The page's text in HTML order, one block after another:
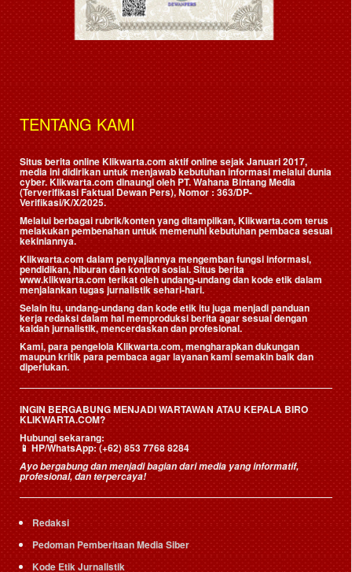
TENTANG KAMI
Situs berita online Klikwarta.com aktif online sejak Januari 2017,
media ini didirikan untuk menjawab kebutuhan informasi melalui dunia
cyber. Klikwarta.com dinaungi oleh PT. Wahana Bintang Media
(Terverifikasi Faktual Dewan Pers), Nomor : 363/DP-
Verifikasi/K/X/2025.
Melalui berbagai rubrik/konten yang ditampilkan, Klikwarta.com terus
melakukan pembenahan untuk memenuhi kebutuhan pembaca sesuai
kekiniannya.
Klikwarta.com dalam penyajiannya mengemban fungsi informasi,
pendidikan, hiburan dan kontrol sosial. Situs berita
www.klikwarta.com terikat oleh undang-undang dan kode etik dalam
menjalankan tugas jurnalistik sehari-hari.
Selain itu, undang-undang dan kode etik itu juga menjadi panduan
kerja redaksi dalam hal memproduksi berita agar sesuai dengan
kaidah jurnalistik, mencerdaskan dan profesional.
Kami, para pengelola Klikwarta.com, mengharapkan dukungan
maupun kritik para pembaca agar layanan kami semakin baik dan
diperlukan.
INGIN BERGABUNG MENJADI WARTAWAN ATAU KEPALA BIRO
KLIKWARTA.COM?
Hubungi sekarang:
📱HP/WhatsApp:(+62) 853 7768 8284
Ayo bergabung dan menjadi bagian dari media yang informatif,
profesional, dan terpercaya!
Redaksi
Pedoman Pemberitaan Media Siber
Kode Etik Jurnalistik